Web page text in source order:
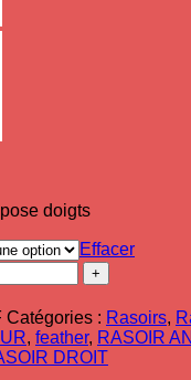
doigts
Effacer
Catégories : Rasoirs,
, feather, RASOIR
DROIT